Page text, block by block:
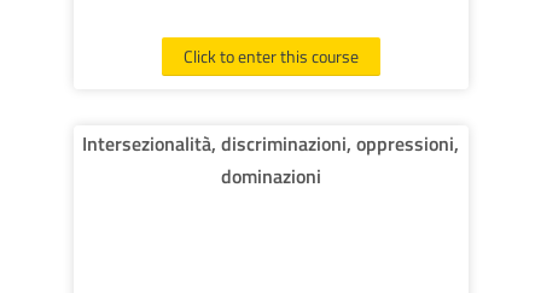
Click to enter this course
Intersezionalità, discriminazioni, oppressioni,
dominazioni